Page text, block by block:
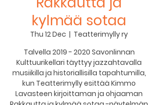
kylmää sotaa
Thu 12 Dec
  |
Teatterimylly ry
Talvella 2019 - 2020 Savonlinnan
Kulttuurikellari täyttyy jazzahtavalla
musiikilla ja historiallisilla tapahtumilla,
kun Teatterimylly esittää Kimmo
Lavasteen kirjoittaman ja ohjaaman